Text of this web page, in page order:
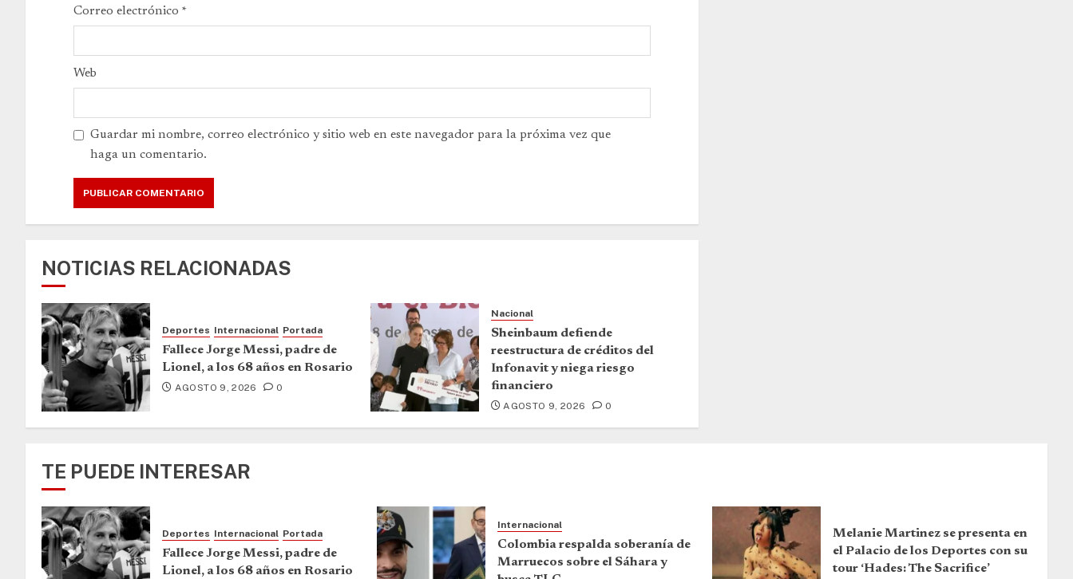
Correo electrónico *
Web
Guardar mi nombre, correo electrónico y sitio web en este navegador para la próxima vez que
haga un comentario.
NOTICIAS RELACIONADAS
Deportes Internacional Portada
Fallece Jorge Messi, padre de
Lionel, a los 68 años en Rosario
AGOSTO 9, 2026 0
Nacional
Sheinbaum defiende
reestructura de créditos del
Infonavit y niega riesgo
financiero
AGOSTO 9, 2026 0
TE PUEDE INTERESAR
Deportes Internacional Portada
Fallece Jorge Messi, padre de
Lionel, a los 68 años en Rosario
Internacional
Colombia respalda soberanía de
Marruecos sobre el Sáhara y
Melanie Martinez se presenta en
el Palacio de los Deportes con su
tour ‘Hades: The Sacrifice’